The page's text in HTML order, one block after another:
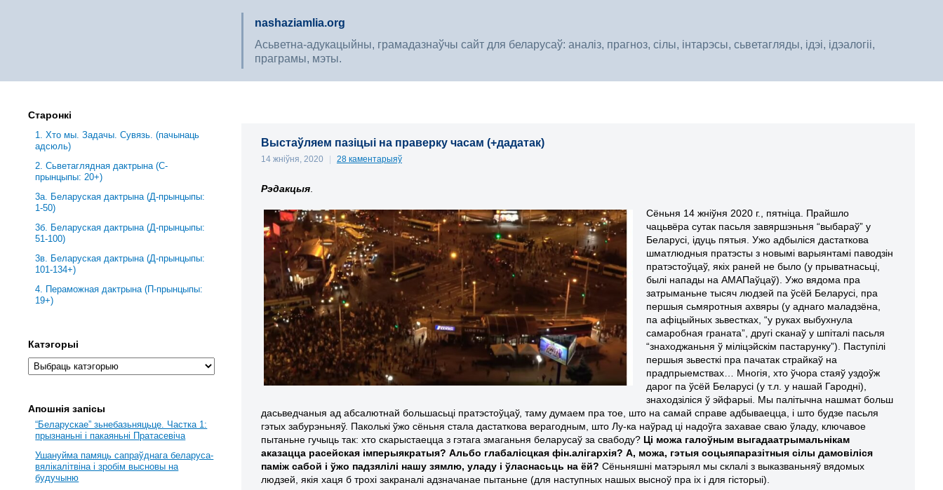
nashaziamlia.org
Асьветна-адукацыйны, грамадазнаўчы сайт для беларусаў: аналіз, прагноз, сілы, інтарэсы, сьветагляды, ідэі, ідэалогіі,
праграмы, мэты.
Выстаўляем пазіцыі на праверку часам (+дадатак)
14 жніўня, 2020 | 28 каментарыяў
Рэдакцыя
Сёньня 14 жніўня 2020 г., пятніца. Прайшло
чацьвёра сутак пасьля завяршэньня “выбараў” у
Беларусі, ідуць пятыя. Ужо адбыліся дастаткова
шматлюдныя пратэсты з новымі варыянтамі паводзін
пратэстоўцаў, якіх раней не было (у прыватнасьці,
былі напады на АМАПаўцаў). Ужо вядома пра
затрыманьне тысяч людзей па ўсёй Беларусі, пра
першыя сьмяротныя ахвяры (у аднаго маладзёна,
па афіцыйных зьвестках, “у руках выбухнула
самаробная граната”, другі сканаў у шпіталі пасьля
“знаходжаньня ў міліцэйскім пастарунку”). Паступілі
першыя зьвесткі пра пачатак страйкаў на
прадпрыемствах… Многія, хто ўчора стаяў уздоўж
дарог па ўсёй Беларусі (у т.л. у нашай Гародні),
знаходзіліся ў эйфарыі. Мы палітычна нашмат больш
дасьведчаныя ад абсалютнай большасьці пратэстоўцаў, таму думаем пра тое, што на самай справе адбываецца, і што будзе пасьля
гэтых забурэньняў. Паколькі ўжо сёньня стала дастаткова верагодным, што Лу-ка наўрад ці надоўга захавае сваю ўладу, ключавое
пытаньне гучыць так: хто скарыстаецца з гэтага змаганьня беларусаў за свабоду? Ці можа галоўным выгадаатрымальнікам
аказацца расейская імперыякратыя? Альбо глабалісцкая фін.алігархія? А, можа, гэтыя соцыяпаразітныя сілы дамовіліся
паміж сабой і ўжо падзялілі нашу зямлю, уладу і ўласнасьць на ёй? Сёньняшні матэрыял мы склалі з выказваньняў вядомых
людзей, якія хаця б трохі закраналі адзначанае пытаньне (для наступных нашых высноў пра іх і для гісторыі).
Старонкі
1. Хто мы. Задачы. Сувязь. (пачынаць
адсюль)
2. Сьветаглядная дактрына (С-
прынцыпы: 20+)
3a. Беларуская дактрына (Д-прынцыпы:
1-50)
3б. Беларуская дактрына (Д-прынцыпы:
51-100)
3в. Беларуская дактрына (Д-прынцыпы:
101-134+)
4. Пераможная дактрына (П-прынцыпы:
19+)
Катэгорыі
Апошнія запісы
“Беларускае” зьнебазьняцьце. Частка 1:
прызнаньні і пакаяньні Пратасевіча
Ушануйма памяць сапраўднага беларуса-
вялікалітвіна і зробім высновы на
будучыню